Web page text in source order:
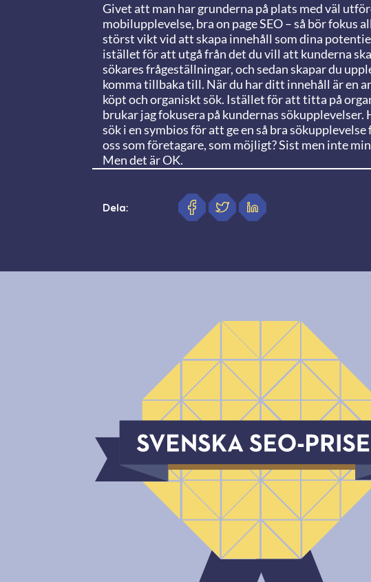
Givet att man har grunderna på plats med väl
mobilupplevelse, bra on page SEO – så bör fokus
störst vikt vid att skapa innehåll som dina
istället för att utgå från det du vill att kunderna
sökares frågeställningar, och sedan skapar du
komma tillbaka till. När du har ditt innehåll är en
köpt och organiskt sök. Istället för att titta på
brukar jag fokusera på kundernas
sök i en symbios för att ge en så bra
oss som företagare, som möjligt? Sist men inte
Men det är OK.
Dela: